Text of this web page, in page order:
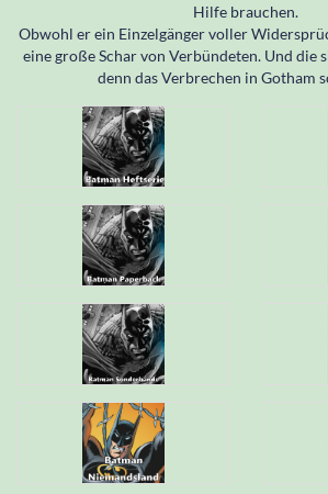
Hilfe brauchen.
Obwohl er ein Einzelgänger voller
eine große Schar von Verbündeten. Und die
denn das Verbrechen in Gotham